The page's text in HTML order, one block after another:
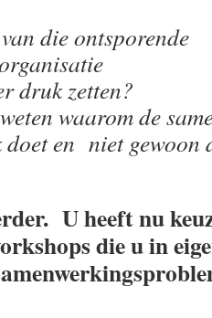
die ontsporende
druk zetten?
waarom de
en niet gewoon
U heeft nu
die u in